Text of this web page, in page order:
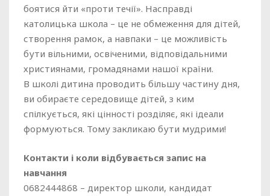
боятися йти «проти течії». Насправді
католицька школа – це не обмеження для дітей,
створення рамок, а навпаки – це можливість
бути вільними, освіченими, відповідальними
християнами, громадянами нашої країни.
В школі дитина проводить більшу частину дня,
ви обираєте середовище дітей, з ким
спілкується, які цінності розділяє, які ідеали
формуються. Тому закликаю бути мудрими!
Контакти і коли відбувається запис на
навчання
0682444868 – директор школи, кандидат